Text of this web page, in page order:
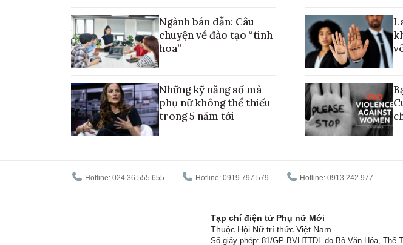
Ngành bán dẫn: Câu
chuyện về đào tạo “tinh
hoa”
Những kỹ năng số mà
phụ nữ không thể thiếu
trong 5 năm tới
Hotline: 024.36.555.655 Hotline: 0919.797.579 Hotline: 0913.242.977
Tạp chí điện tử Phụ nữ Mới
Thuộc Hội Nữ trí thức Việt Nam
Số giấy phép: 81/GP-BVHTTDL do Bộ Văn Hóa, Thể